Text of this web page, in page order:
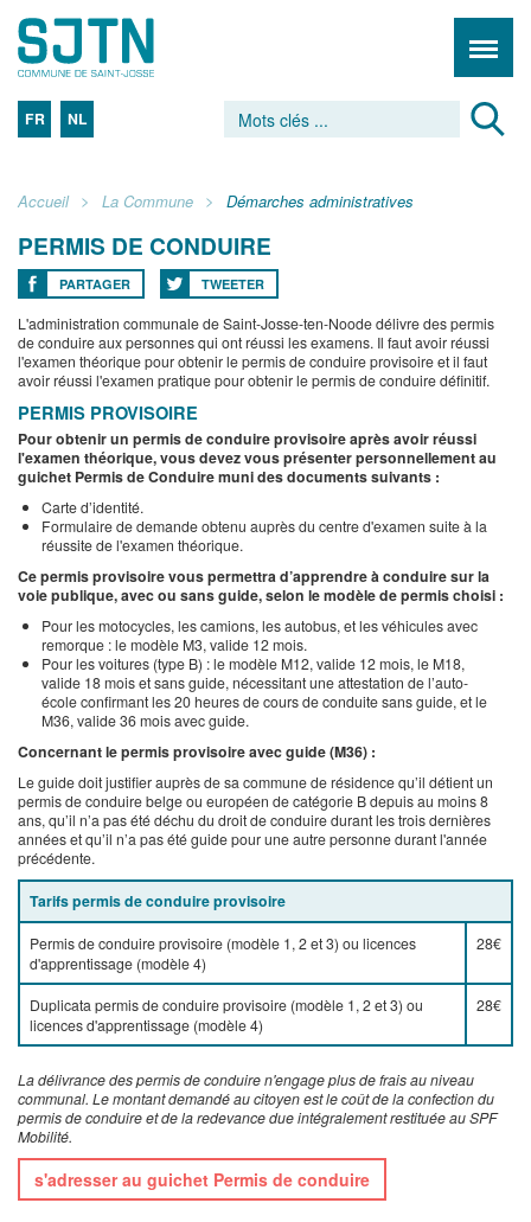
FR NL
Accueil La Commune Démarches administratives
PERMIS DE CONDUIRE
PARTAGER TWEETER
L'administration communale de Saint-Josse-ten-Noode délivre des permis
de conduire aux personnes qui ont réussi les examens. Il faut avoir réussi
l'examen théorique pour obtenir le permis de conduire provisoire et il faut
avoir réussi l'examen pratique pour obtenir le permis de conduire définitif.
PERMIS PROVISOIRE
Pour obtenir un permis de conduire provisoire après avoir réussi
l'examen théorique, vous devez vous présenter personnellement au
guichet Permis de Conduire muni des documents suivants :
Carte d’identité.
Formulaire de demande obtenu auprès du centre d'examen suite à la
réussite de l'examen théorique.
Ce permis provisoire vous permettra d’apprendre à conduire sur la
voie publique, avec ou sans guide, selon le modèle de permis choisi :
Pour les motocycles, les camions, les autobus, et les véhicules avec
remorque : le modèle M3, valide 12 mois.
Pour les voitures (type B) : le modèle M12, valide 12 mois, le M18,
valide 18 mois et sans guide, nécessitant une attestation de l’auto-
école confirmant les 20 heures de cours de conduite sans guide, et le
M36, valide 36 mois avec guide.
Concernant le permis provisoire avec guide (M36) :
Le guide doit justifier auprès de sa commune de résidence qu’il détient un
permis de conduire belge ou européen de catégorie B depuis au moins 8
ans, qu’il n’a pas été déchu du droit de conduire durant les trois dernières
années et qu’il n’a pas été guide pour une autre personne durant l'année
précédente.
Tarifs permis de conduire provisoire
Permis de conduire provisoire (modèle 1, 2 et 3) ou licences
d'apprentissage (modèle 4)
28€
Duplicata permis de conduire provisoire (modèle 1, 2 et 3) ou
licences d'apprentissage (modèle 4)
28€
La délivrance des permis de conduire n'engage plus de frais au niveau
communal. Le montant demandé au citoyen est le coût de la confection du
permis de conduire et de la redevance due intégralement restituée au SPF
Mobilité.
s'adresser au guichet Permis de conduire